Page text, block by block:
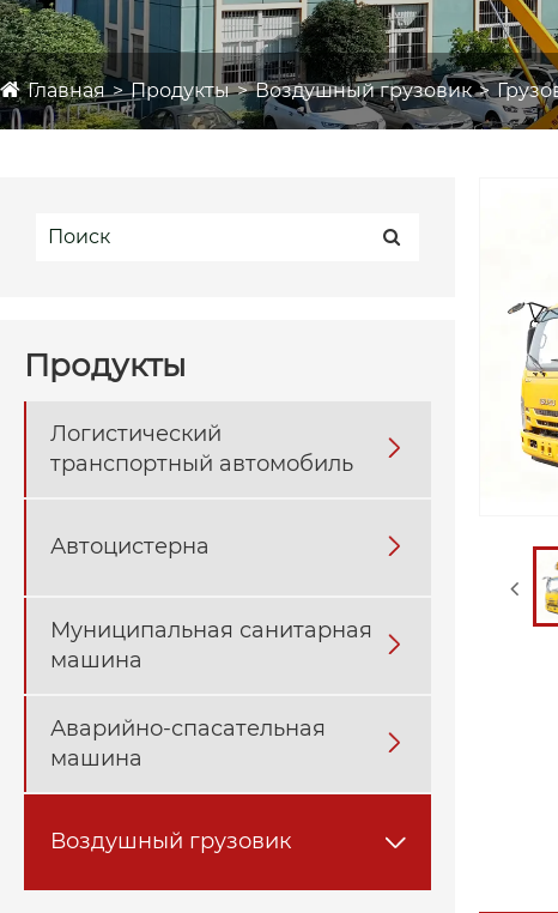
Главная Продукты Воздушный грузовик
Продукты
Логистический
транспортный автомобиль

Автоцистерна 
Муниципальная санитарная
машина

Аварийно-спасательная
машина

Воздушный грузовик 